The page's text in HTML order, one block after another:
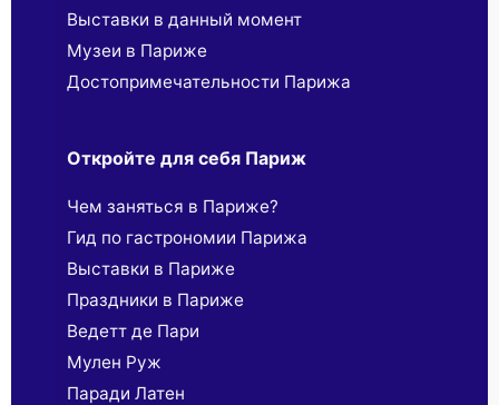
Выставки в данный момент
Музеи в Париже
Достопримечательности Парижа
Откройте для себя Париж
Чем заняться в Париже?
Гид по гастрономии Парижа
Выставки в Париже
Праздники в Париже
Ведетт де Пари
Мулен Руж
Паради Латен